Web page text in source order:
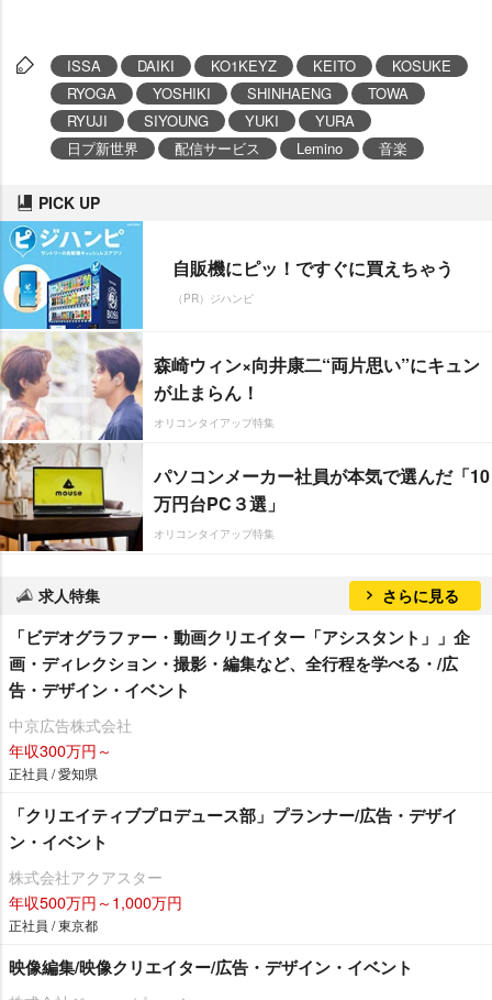
ISSA DAIKI KO1KEYZ KEITO
KOSUKE
RYOGA
YOSHIKI SHINHAENG
TOWA
RYUJI
SIYOUNG YUKI
YURA
日プ新世界
配信サービス Lemino 音楽
PICK UP
自販機にピッ！ですぐに買えちゃう
（PR）ジハンピ
森崎ウィン×向井康二“両片思い”にキュン
が止まらん！
オリコンタイアップ特集
パソコンメーカー社員が本気で選んだ「10
万円台PC３選」
オリコンタイアップ特集
求人特集 さらに見る
「ビデオグラファー・動画クリエイター「アシスタント」」企
画・ディレクション・撮影・編集など、全行程を学べる・/広
告・デザイン・イベント
中京広告株式会社
年収300万円～
正社員 / 愛知県
「クリエイティブプロデュース部」プランナー/広告・デザイ
ン・イベント
株式会社アクアスター
年収500万円～1,000万円
正社員 / 東京都
映像編集/映像クリエイター/広告・デザイン・イベント